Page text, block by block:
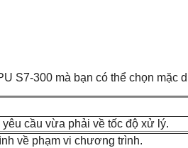
S7-300 mà bạn có thể chọn
cầu vừa phải về tốc độ xử lý.
về phạm vi chương trình.